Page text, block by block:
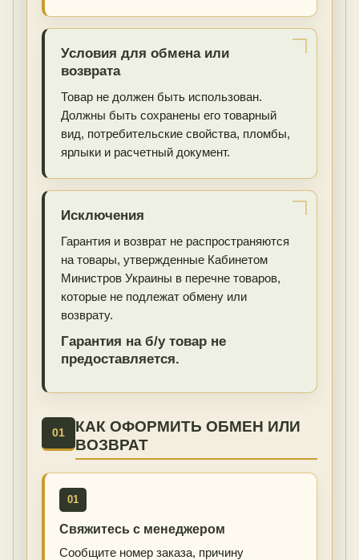
Условия для обмена или
возврата
Товар не должен быть использован.
Должны быть сохранены его товарный
вид, потребительские свойства, пломбы,
ярлыки и расчетный документ.
Исключения
Гарантия и возврат не распространяются
на товары, утвержденные Кабинетом
Министров Украины в перечне товаров,
которые не подлежат обмену или
возврату.
Гарантия на б/у товар не
предоставляется.
01
КАК ОФОРМИТЬ ОБМЕН ИЛИ
ВОЗВРАТ
01
Свяжитесь с менеджером
Сообщите номер заказа, причину